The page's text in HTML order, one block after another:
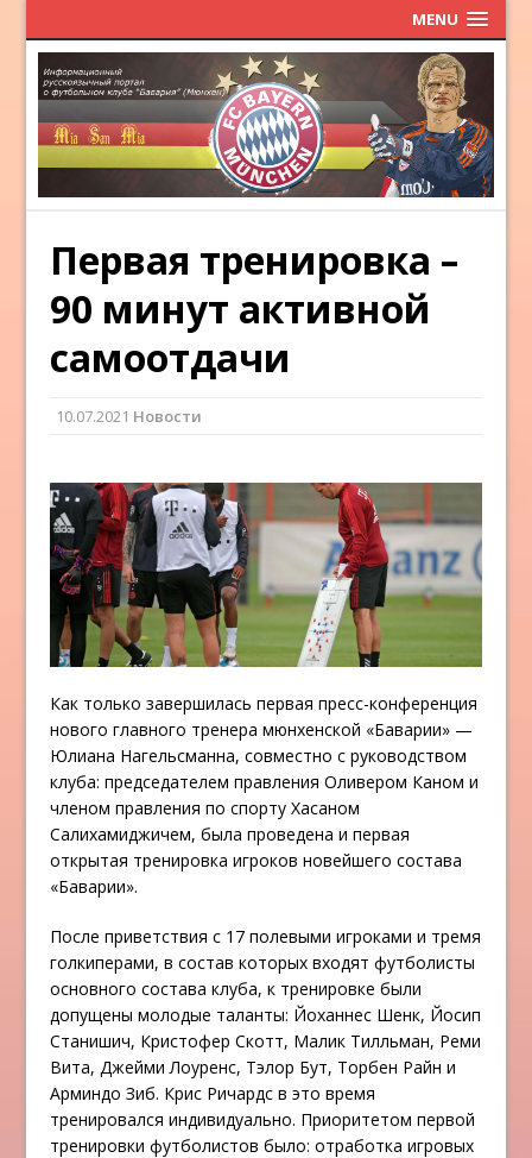
MENU
Первая тренировка –
90 минут активной
самоотдачи
10.07.2021 Новости
Как только завершилась первая пресс-конференция
нового главного тренера мюнхенской «Баварии» —
Юлиана Нагельсманна, совместно с руководством
клуба: председателем правления Оливером Каном и
членом правления по спорту Хасаном
Салихамиджичем, была проведена и первая
открытая тренировка игроков новейшего состава
«Баварии».
После приветствия с 17 полевыми игроками и тремя
голкиперами, в состав которых входят футболисты
основного состава клуба, к тренировке были
допущены молодые таланты: Йоханнес Шенк, Йосип
Станишич, Кристофер Скотт, Малик Тилльман, Реми
Вита, Джейми Лоуренс, Тэлор Бут, Торбен Райн и
Арминдо Зиб. Крис Ричардс в это время
тренировался индивидуально. Приоритетом первой
тренировки футболистов было: отработка игровых